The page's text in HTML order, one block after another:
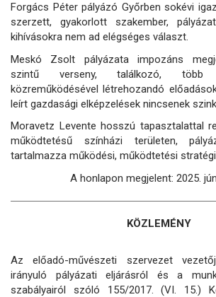
Forgács Péter pályázó Győrben sokévi
szerzett, gyakorlott szakember,
kihívásokra nem ad elégséges választ.
Meskó Zsolt pályázata impozáns
szintű verseny, találkozó, több
közreműködésével létrehozandó
leírt gazdasági elképzelések nincsenek
Moravetz Levente hosszú tapasztalattal
működtetésű színházi területen,
tartalmazza működési, működtetési
A honlapon megjelent: 2025.
KÖZLEMÉNY
Az előadó-művészeti szervezet
irányuló pályázati eljárásról és a
szabályairól szóló 155/2017. (VI. 15.)